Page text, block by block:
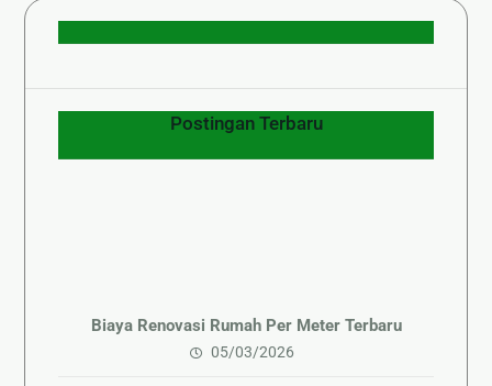
Postingan Terbaru
Biaya Renovasi Rumah Per Meter Terbaru
05/03/2026